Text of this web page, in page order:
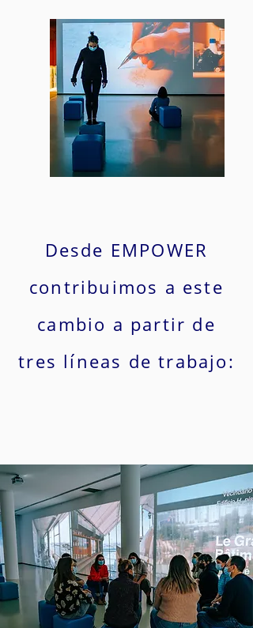
Desde EMPOWER
contribuimos a este
cambio a partir de
tres líneas de trabajo: